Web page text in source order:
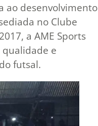
ao desenvolvimento
no Clube
a AME Sports
e
futsal.